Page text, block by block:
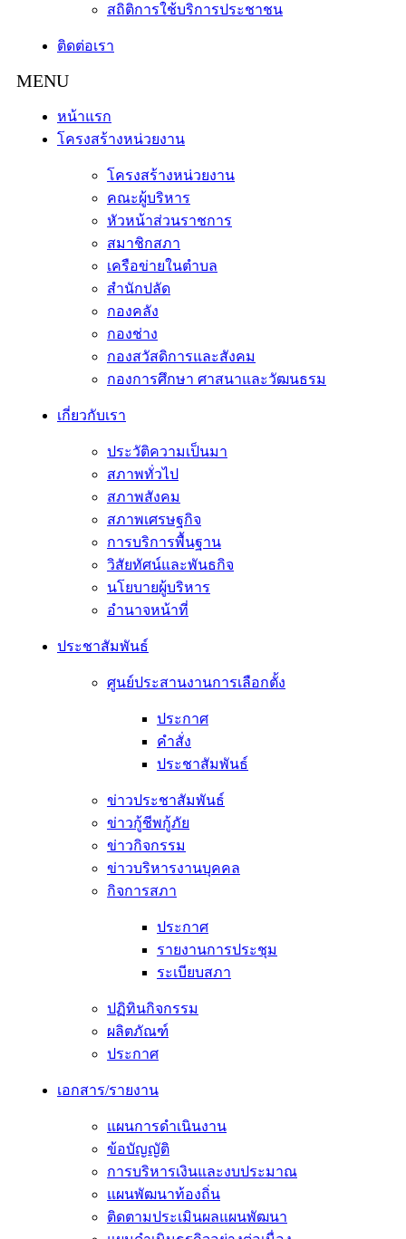
สถิติการใช้บริการประชาชน
ติดต่อเรา
หน้าแรก
โครงสร้างหน่วยงาน
โครงสร้างหน่วยงาน
คณะผู้บริหาร
หัวหน้าส่วนราชการ
สมาชิกสภา
เครือข่ายในตำบล
สำนักปลัด
กองคลัง
กองช่าง
กองสวัสดิการและสังคม
กองการศึกษา ศาสนาและวัฒนธรม
เกี่ยวกับเรา
ประวัติความเป็นมา
สภาพทั่วไป
สภาพสังคม
สภาพเศรษฐกิจ
การบริการพื้นฐาน
วิสัยทัศน์และพันธกิจ
นโยบายผู้บริหาร
อํานาจหน้าที่
ประชาสัมพันธ์
ศูนย์ประสานงานการเลือกตั้ง
ประกาศ
คำสั่ง
ประชาสัมพันธ์
ข่าวประชาสัมพันธ์
ข่าวกู้ชีพกู้ภัย
ข่าวกิจกรรม
ข่าวบริหารงานบุคคล
กิจการสภา
ประกาศ
รายงานการประชุม
ระเบียบสภา
ปฏิทินกิจกรรม
ผลิตภัณฑ์
ประกาศ
เอกสาร/รายงาน
แผนการดำเนินงาน
ข้อบัญญัติ
การบริหารเงินและงบประมาณ
แผนพัฒนาท้องถิ่น
ติดตามประเมินผลแผนพัฒนา